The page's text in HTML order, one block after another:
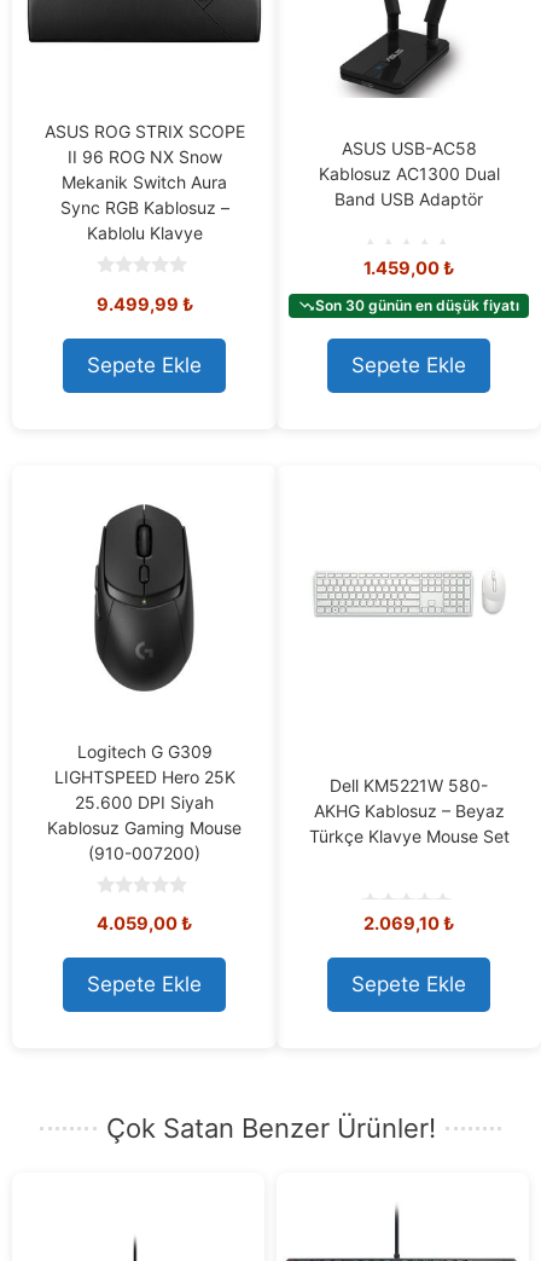
ASUS ROG STRIX SCOPE
II 96 ROG NX Snow
Mekanik Switch Aura
Sync RGB Kablosuz –
Kablolu Klavye
o
t
o
f
5
9.499,99 ₺
Sepete Ekle
ASUS USB-AC58
Kablosuz AC1300 Dual
Band USB Adaptör
0
u
t
o
f
5
1.459,00₺
Son 30 günün en düşük fiyatı
Sepete Ekle
Logitech G G309
LIGHTSPEED Hero 25K
25.600 DPI Siyah
Kablosuz Gaming Mouse
(910-007200)
o
t
o
f
5
4.059,00₺
Sepete Ekle
Dell KM5221W 580-
AKHG Kablosuz – Beyaz
Türkçe Klavye Mouse Set
0
u
t
o
f
2.069,10₺
Sepete Ekle
Çok Satan Benzer Ürünler!